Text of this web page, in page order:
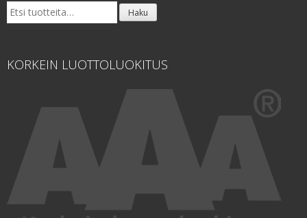
Etsi: Haku
KORKEIN LUOTTOLUOKITUS